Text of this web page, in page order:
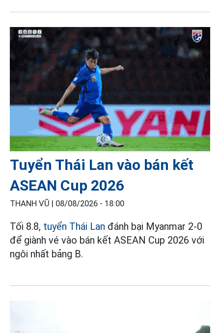
Tuyển Thái Lan vào bán kết
ASEAN Cup 2026
THANH VŨ | 08/08/2026 - 18:00
Tối 8.8, tuyển Thái Lan đánh bại Myanmar 2-0
để giành vé vào bán kết ASEAN Cup 2026 với
ngôi nhất bảng B.